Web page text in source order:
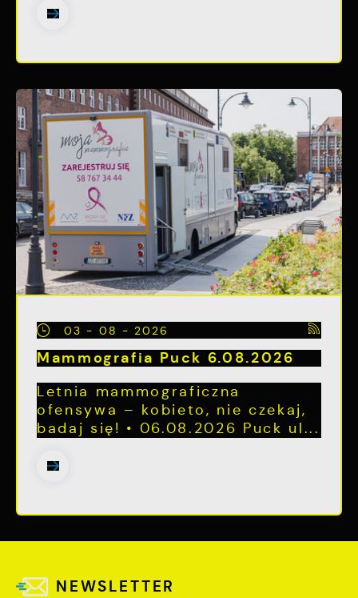
03 - 08 - 2026
Mammografia Puck 6.08.2026
Letnia mammograficzna
ofensywa – kobieto, nie czekaj,
badaj się! • 06.08.2026 Puck ul...
NEWSLETTER